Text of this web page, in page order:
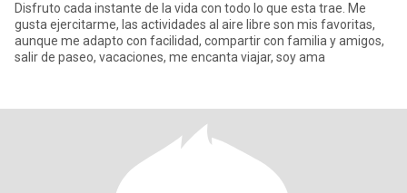
Disfruto cada instante de la vida con todo lo que esta trae. Me
gusta ejercitarme, las actividades al aire libre son mis favoritas,
aunque me adapto con facilidad, compartir con familia y amigos,
salir de paseo, vacaciones, me encanta viajar, soy ama